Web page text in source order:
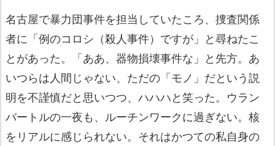
名古屋で暴力団事件を担当していたころ、捜査関係
者に「例のコロシ（殺人事件）ですが」と尋ねたこ
とがあった。「ああ、器物損壊事件な」と先方。あ
いつらは人間じゃない、ただの「モノ」だという説
明を不謹慎だと思いつつ、ハハハと笑った。ウラン
バートルの一夜も、ルーチンワークに過ぎない。核
をリアルに感じられない。それはかつての私自身の